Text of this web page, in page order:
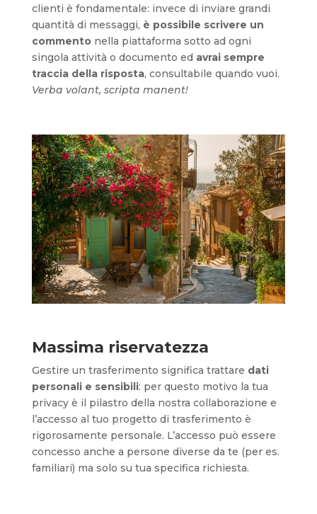
clienti è fondamentale: invece di inviare grandi
quantità di messaggi, è possibile scrivere un
commentonella piattaforma sotto ad ogni
singola attività o documento ed avrai sempre
traccia della risposta, consultabile quando vuoi.
Verba volant, scripta manent!
Massima riservatezza
Gestire un trasferimento significa trattare dati
personali e sensibili: per questo motivo la tua
privacy è il pilastro della nostra collaborazione e
l’accesso al tuo progetto di trasferimento è
rigorosamente personale. L’accesso può essere
concesso anche a persone diverse da te (per es.
familiari) ma solo su tua specifica richiesta.